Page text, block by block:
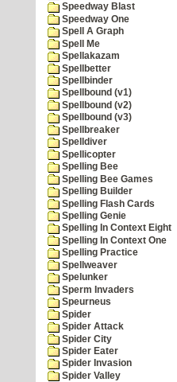
Speedway Blast
Speedway One
Spell A Graph
Spell Me
Spellakazam
Spellbetter
Spellbinder
Spellbound (v1)
Spellbound (v2)
Spellbound (v3)
Spellbreaker
Spelldiver
Spellicopter
Spelling Bee
Spelling Bee Games
Spelling Builder
Spelling Flash Cards
Spelling Genie
Spelling In Context Eight
Spelling In Context One
Spelling Practice
Spellweaver
Spelunker
Sperm Invaders
Speurneus
Spider
Spider Attack
Spider City
Spider Eater
Spider Invasion
Spider Valley